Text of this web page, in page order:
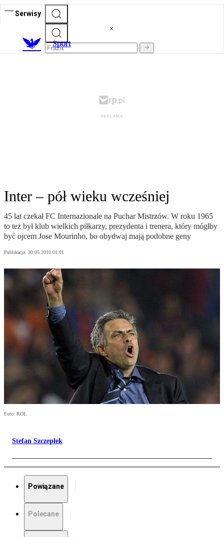
Serwisy
Sport
Inter – pół wieku wcześniej
45 lat czekał FC Internazionale na Puchar Mistrzów. W roku 1965
to też był klub wielkich piłkarzy, prezydenta i trenera, który mógłby
być ojcem Jose Mourinho, bo obydwaj mają podobne geny
Publikacja: 30.05.2010 01:01
Foto: ROL
Stefan Szczepłek
Powiązane
Polecane